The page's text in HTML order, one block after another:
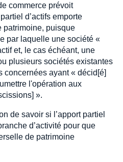
commerce prévoit
d’actifs emporte
patrimoine, puisque
par laquelle une société «
et, le cas échéant, une
plusieurs sociétés existantes
concernées ayant « décid[é]
l'opération aux
».
de savoir si l’apport partiel
d’activité pour que
de patrimoine